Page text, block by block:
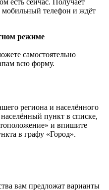
мобильный телефон и ждёт
режиме
самостоятельно
всю форму.
региона и населённого
пункт в списке,
и впишите
в графу «Город».
вам предложат варианты